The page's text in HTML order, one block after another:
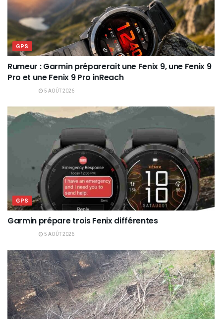
GPS
Rumeur : Garmin préparerait une Fenix 9, une Fenix 9
Pro et une Fenix 9 Pro inReach
5 AOÛT 2026
GPS
Garmin prépare trois Fenix différentes
5 AOÛT 2026